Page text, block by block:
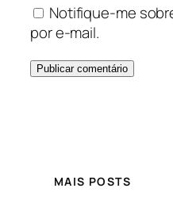
Notifique-me
por e-mail.
MAIS POSTS